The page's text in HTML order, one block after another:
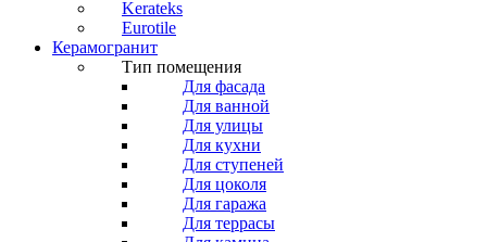
Kerateks
Eurotile
Керамогранит
Тип помещения
Для фасада
Для ванной
Для улицы
Для кухни
Для ступеней
Для цоколя
Для гаража
Для террасы